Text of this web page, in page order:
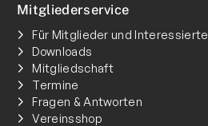
Mitgliederservice
Für Mitglieder und Interessierte
Downloads
Mitgliedschaft
Termine
Fragen & Antworten
Vereinsshop